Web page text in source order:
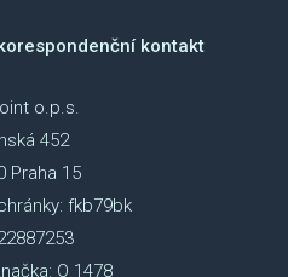
kontakt
o.p.s.
452
Praha 15
fkb79bk
O 1478